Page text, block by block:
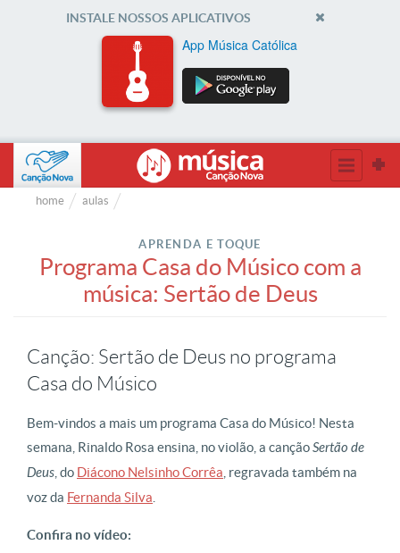
INSTALE NOSSOS APLICATIVOS
App Música Católica
home aulas
APRENDA E TOQUE
Programa Casa do Músico com a
música: Sertão de Deus
Canção: Sertão de Deus no programa
Casa do Músico
Bem-vindos a mais um programa Casa do Músico! Nesta
semana, Rinaldo Rosa ensina, no violão, a cançãoSertão de
Deus , do Diácono Nelsinho Corrêa , regravada também na
voz da Fernanda Silva
Confira no vídeo: